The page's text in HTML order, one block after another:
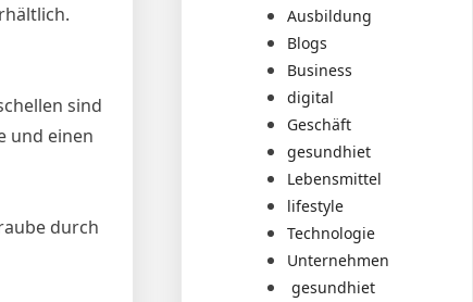
sind
und einen
durch
Ausbildung
Blogs
Business
digital
Geschäft
gesundhiet
Lebensmittel
lifestyle
Technologie
Unternehmen
gesundhiet